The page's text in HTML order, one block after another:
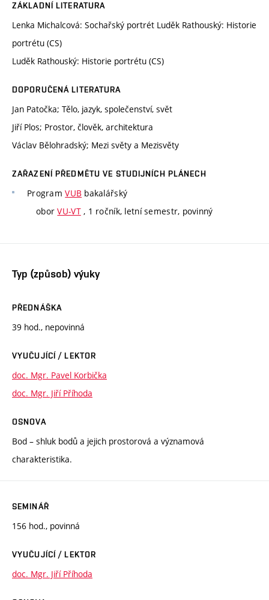
ZÁKLADNÍ LITERATURA
Lenka Michalcová: Sochařský portrét Luděk Rathouský: Historie
portrétu (CS)
Luděk Rathouský: Historie portrétu (CS)
DOPORUČENÁ LITERATURA
Jan Patočka; Tělo, jazyk, společenství, svět
Jiří Plos; Prostor, člověk, architektura
Václav Bělohradský; Mezi světy a Mezisvěty
ZAŘAZENÍ PŘEDMĚTU VE STUDIJNÍCH PLÁNECH
ProgramVUB bakalářský
oborVU-VT, 1 ročník, letní semestr, povinný
Typ (způsob) výuky
PŘEDNÁŠKA
39 hod., nepovinná
VYUČUJÍCÍ / LEKTOR
doc. Mgr. Pavel Korbička
doc. Mgr. Jiří Příhoda
OSNOVA
Bod – shluk bodů a jejich prostorová a významová
charakteristika.
SEMINÁŘ
156 hod., povinná
VYUČUJÍCÍ / LEKTOR
doc. Mgr. Jiří Příhoda